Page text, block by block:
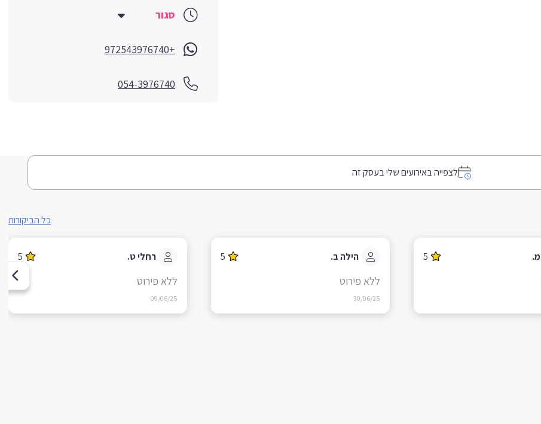
סגור
+972543976740
054-3976740
לצפייה באירועים שלי בעסק זה
כל הביקורות
5 הילה ב. 5
ללא פירוט
30/06/25
רחלי ט. 5
ללא פירוט
09/06/25